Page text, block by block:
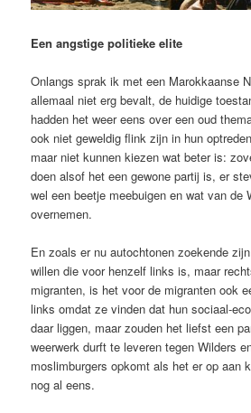
Een angstige politieke elite
Onlangs sprak ik met een Marokkaanse
allemaal niet erg bevalt, de huidige
hadden het weer eens over een oud
ook niet geweldig flink zijn in hun
maar niet kunnen kiezen wat beter is:
doen alsof het een gewone partij is, er
wel een beetje meebuigen en wat van de
overnemen.
En zoals er nu autochtonen zoekende
willen die voor henzelf links is, maar
migranten, is het voor de migranten ook
links omdat ze vinden dat hun sociaal-
daar liggen, maar zouden het liefst een
weerwerk durft te leveren tegen Wilders
moslimburgers opkomt als het er op aan
nog al eens.